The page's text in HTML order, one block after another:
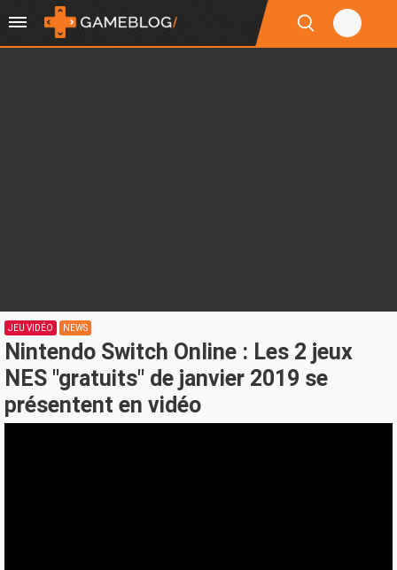
JEU VIDÉO NEWS
Nintendo Switch Online : Les 2 jeux
NES "gratuits" de janvier 2019 se
présentent en vidéo